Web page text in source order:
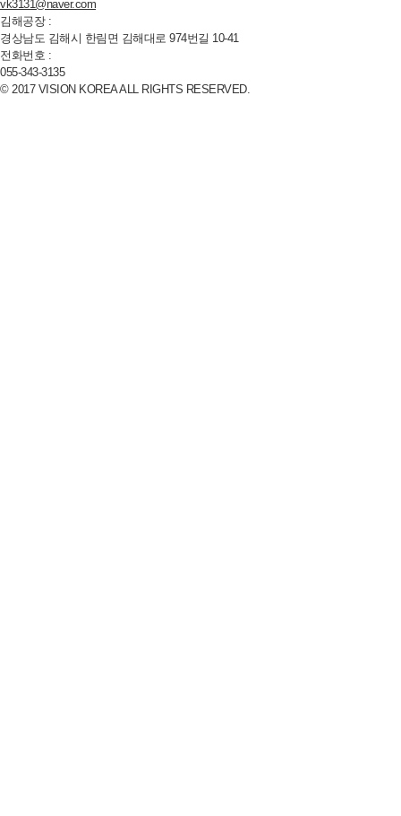
vk3131@naver.com
김해공장 :
경상남도 김해시 한림면 김해대로 974번길 10-41
전화번호 :
055-343-3135
© 2017 VISION KOREA ALL RIGHTS RESERVED.